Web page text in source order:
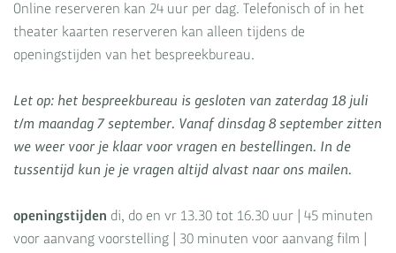
Online reserveren kan 24 uur per dag. Telefonisch of in het
theater kaarten reserveren kan alleen tijdens de
openingstijden van het bespreekbureau.
Let op: het bespreekbureau is gesloten van zaterdag 18 juli
t/m maandag 7 september. Vanaf dinsdag 8 september zitten
we weer voor je klaar voor vragen en bestellingen. In de
tussentijd kun je je vragen altijd alvast naar ons mailen.
openingstijden di, do en vr 13.30 tot 16.30 uur | 45 minuten
voor aanvang voorstelling | 30 minuten voor aanvang film |